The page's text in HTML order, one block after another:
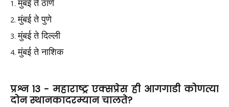
मुंबई ते ठाणे
मुंबई ते पुणे
मुंबई ते दिल्ली
मुंबई ते नाशिक
प्रश्न 13 - महाराष्ट्र एक्सप्रेस ही आगगाडी कोणत्या
दोन स्थानकादरम्यान चालते?